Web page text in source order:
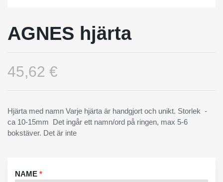
AGNES hjärta
45,62 €
Hjärta med namn Varje hjärta är handgjort och unikt. Storlek -
ca 10-15mm Det ingår ett namn/ord på ringen, max 5-6
bokstäver. Det är inte
NAME *